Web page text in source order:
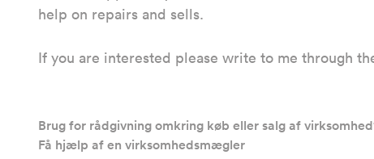
help on repairs and sells.
If you are interested please write to me through
Brug for rådgivning omkring køb eller salg af
Få hjælp af en virksomhedsmægler